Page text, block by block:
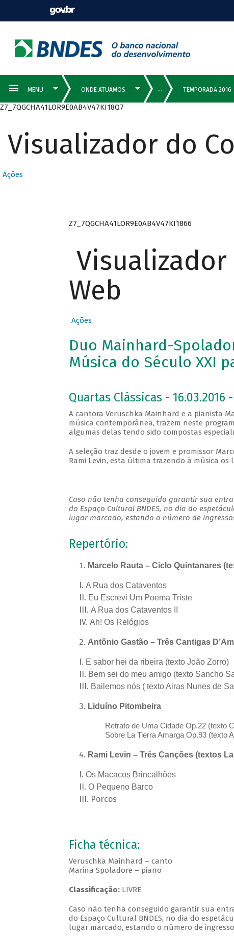
Z7_7QGCHA41LOR9E0AB4V47KI18Q7
Visualizador do
Ações
Z7_7QGCHA41LOR9E0AB4V47KI1866
Web
Ações
Duo Mainhard-
Música do Século XXI
Quartas Clássicas - 16.03.2016
A cantora Veruschka Mainhard e a pianista
música contemporânea, trazem neste
algumas delas tendo sido compostas
A seleção traz desde o jovem e promissor
Rami Levin, esta última trazendo à música
Caso não tenha conseguido garantir sua
do Espaço Cultural BNDES, no dia do
lugar marcado, estando o número de
Repertório:
Marcelo Rauta – Ciclo Quintanares
A Rua dos Cataventos
Eu Escrevi Um Poema Triste
A Rua dos Cataventos II
Ah! Os Relógios
Antônio Gastão – Três Cantigas
E sabor hei da ribeira (texto João Zorro)
Bem sei do meu amigo (texto Sancho
Bailemos nós ( texto Airas Nunes de
Liduíno Pitombeira
Retrato de Uma Cidade Op.22 (texto
Sobre La Tierra Amarga Op.93 (texto
Rami Levin – Três Canções (textos
Os Macacos Brincalhões
O Pequeno Barco
Porcos
Ficha técnica:
Veruschka Mainhard – canto
Marina Spoladore – piano
Classificação:LIVRE
Caso não tenha conseguido garantir sua
do Espaço Cultural BNDES, no dia do
lugar marcado, estando o número de